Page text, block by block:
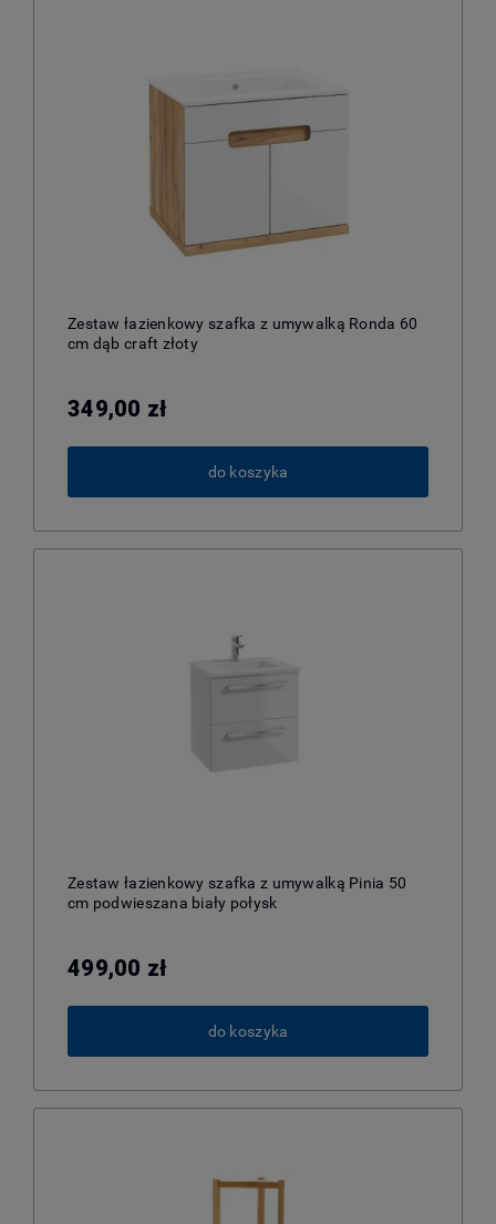
Zestaw łazienkowy szafka z umywalką Ronda 60
cm dąb craft złoty
349,00 zł
do koszyka
Zestaw łazienkowy szafka z umywalką Pinia 50
cm podwieszana biały połysk
499,00 zł
do koszyka